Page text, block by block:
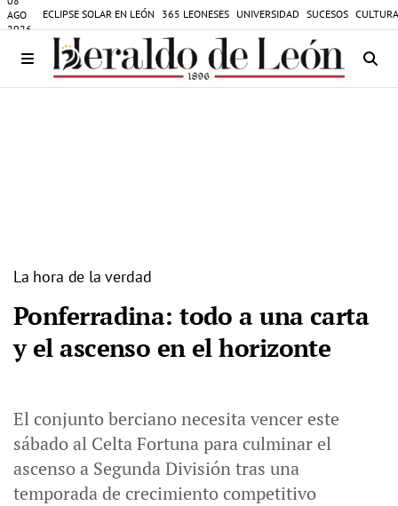
AGO
2026
ECLIPSE SOLAR EN LEÓN 365 LEONESES UNIVERSIDAD SUCESOS
La hora de la verdad
Ponferradina: todo a una carta
y el ascenso en el horizonte
El conjunto berciano necesita vencer este
sábado al Celta Fortuna para culminar el
ascenso a Segunda División tras una
temporada de crecimiento competitivo